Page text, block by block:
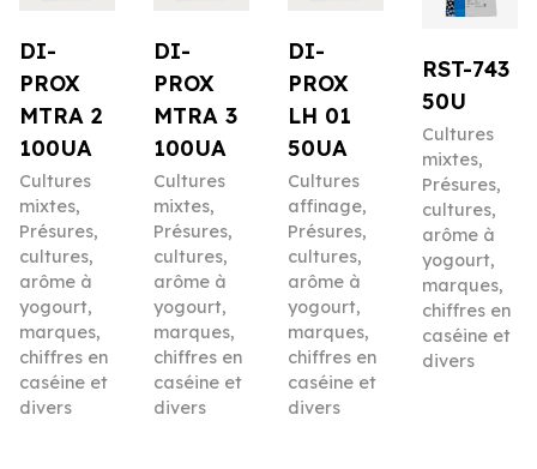
DI-
PROX
MTRA 2
100UA
Cultures
mixtes,
Présures,
cultures,
arôme à
yogourt,
marques,
chiffres en
caséine et
divers
DI-
PROX
MTRA 3
100UA
Cultures
mixtes,
Présures,
cultures,
arôme à
yogourt,
marques,
chiffres en
caséine et
divers
DI-
PROX
LH 01
50UA
Cultures
affinage,
Présures,
cultures,
arôme à
yogourt,
marques,
chiffres en
caséine et
divers
RST-743
50U
Cultures
mixtes,
Présures,
cultures,
arôme à
yogourt,
marques,
chiffres en
caséine et
divers